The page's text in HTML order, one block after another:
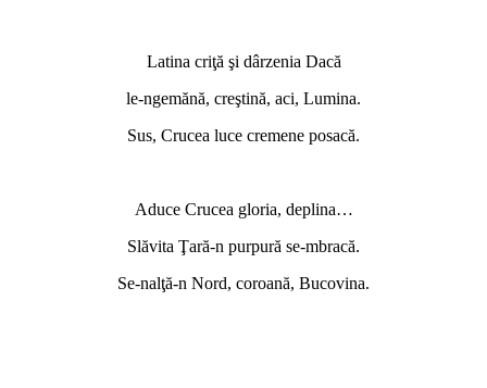
Latina criţă şi dârzenia Dacă
le-ngemănă, creştină, aci, Lumina.
Sus, Crucea luce cremene posacă.
Aduce Crucea gloria, deplina…
Slăvita Ţară-n purpură se-mbracă.
Se-nalţă-n Nord, coroană, Bucovina.